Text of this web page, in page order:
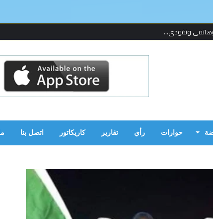
وهاتفي ونقودي...
حوارات رأي تقارير كاريكاتور اتصل بنا